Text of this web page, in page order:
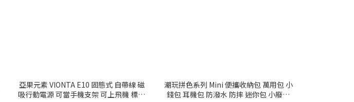
亞果元素 VIONTA E10 固態式 自帶線 磁
吸行動電源 可當手機支架 可上飛機 標示
潮玩拼色系列 Mini 便攜收納包 萬用包 小
錢包 耳機包 防潑水 防摔 迷你包 小廢包